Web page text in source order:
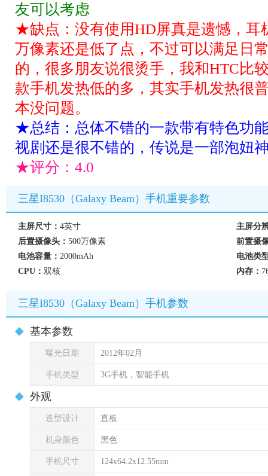
友可以考虑
★缺点：没有使用HD屏真是遗憾，耳
万像素还是低了点，不过可以满足日
的，很多朋友说很烫手，我和HTC比
款手机发热低的多，其实手机发热很
本没问题。
★总结：总体不错的一款带有特色功
视剧还是很不错的，传说是一部泡妞
★评分： 4.0
三星I8530（Galaxy Beam）手机重要参数
主屏尺寸： 4英寸
主屏分
后置摄像头： 500万像素
前置摄
电池容量： 2000mAh
电池类
CPU： 双核 内存：
三星I8530（Galaxy Beam）手机参数
基本参数
曝光日期 2012年02月
手机类型 3G手机，智能手机
外观
造型设计 直板
机身颜色 黑色
手机尺寸 124x64.2x12.55mm